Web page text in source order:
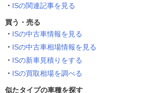
ISの関連記事を見る
買う・売る
ISの中古車情報を見る
ISの中古車相場情報を見る
ISの新車見積りをする
ISの買取相場を調べる
似たタイプの車種を探す